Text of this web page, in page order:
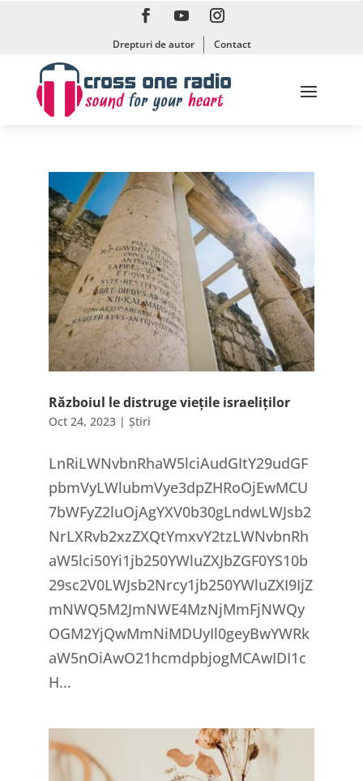
Drepturi de autor Contact
Războiul le distruge viețile israeliților
Oct 24, 2023| Știri
LnRiLWNvbnRhaW5lciAudGItY29udGF
pbmVyLWlubmVye3dpZHRoOjEwMCU
7bWFyZ2luOjAgYXV0b30gLndwLWJsb2
NrLXRvb2xzZXQtYmxvY2tzLWNvbnRh
aW5lci50Yi1jb250YWluZXJbZGF0YS10b
29sc2V0LWJsb2Nrcy1jb250YWluZXI9IjZ
mNWQ5M2JmNWE4MzNjMmFjNWQy
OGM2YjQwMmNiMDUyIl0geyBwYWRk
aW5nOiAwO21hcmdpbjogMCAwIDI1c
H...